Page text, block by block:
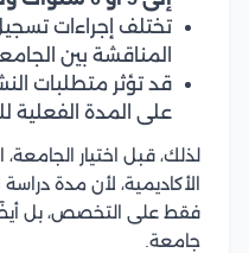
تختلف إجراءات
المناقشة بين
قد تؤثر متطلبات
على المدة الفعلية
لذلك، قبل اختيار
الأكاديمية، لأن مدة
فقط على التخصص، بل
جامعة.